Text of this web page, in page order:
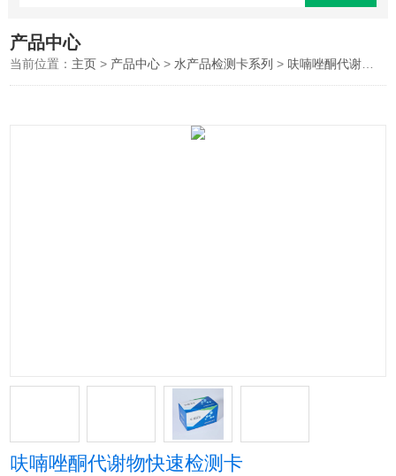
产品中心
当前位置： 主页 > 产品中心 > 水产品检测卡系列 > 呋喃唑酮代谢物快速检测卡
呋喃唑酮代谢物快速检测卡